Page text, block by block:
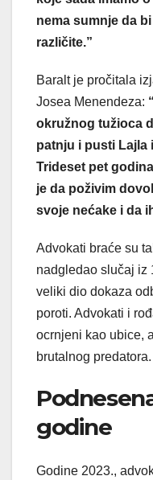
nema sumnje da
različite.”
Baralt je pročitala
Josea Menendeza:
okružnog tužioca
patnju i pusti Lajla
Trideset pet
je da poživim
svoje nećake i da
Advokati braće su
nadgledao slučaj iz
veliki dio dokaza
poroti. Advokati i
ocrnjeni kao ubice,
brutalnog predatora.
godine
Godine 2023.,